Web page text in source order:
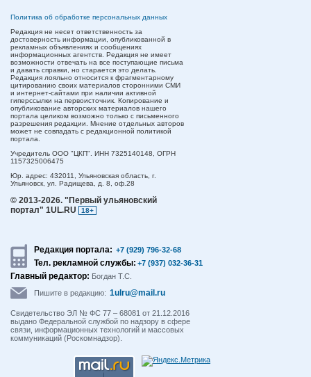
Политика об обработке персональных данных
Редакция не несет ответственность за
достоверность информации, опубликованной в
рекламных объявлениях и сообщениях
информационных агентств. Редакция не имеет
возможности отвечать на все поступающие письма
и давать справки, но старается это делать.
Редакция лояльно относится к фрагментарному
цитированию своих материалов сторонними СМИ
и интернет-сайтами при наличии активной
гиперссылки на первоисточник. Копирование и
опубликование авторских материалов нашего
портала целиком возможно только с письменного
разрешения редакции. Мнение отдельных авторов
может не совпадать с редакционной политикой
портала.
Учредитель ООО "ЦКП". ИНН 7325140148, ОГРН
1157325006475
Юр. адрес: 432011, Ульяновская область, г.
Ульяновск, ул. Радищева, д. 8, оф.28
© 2013-2026. "Первый ульяновский
портал" 1UL.RU
18+
Редакция портала: +7 (929) 796-32-68
Тел. рекламной службы: +7 (937) 032-36-31
Главный редактор: Богдан Т.С.
Пишите в редакцию: 1ulru@mail.ru
Свидетельство ЭЛ № ФС 77 – 68081 от 21.12.2016
выдано Федеральной службой по надзору в сфере
связи, информационных технологий и массовых
коммуникаций (Роскомнадзор).